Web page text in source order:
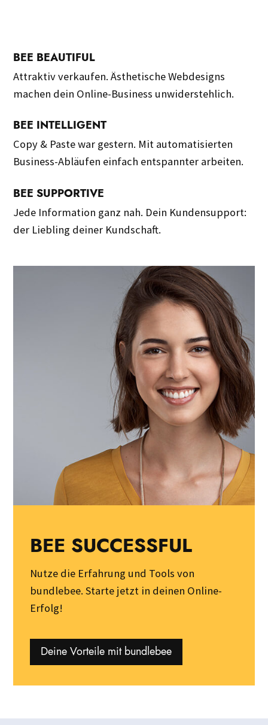
BEE BEAUTIFUL
Attraktiv verkaufen. Ästhetische Webdesigns
machen dein Online-Business unwiderstehlich.
BEE INTELLIGENT
Copy & Paste war gestern. Mit automatisierten
Business-Abläufen einfach entspannter arbeiten.
BEE SUPPORTIVE
Jede Information ganz nah. Dein Kundensupport:
der Liebling deiner Kundschaft.
BEE SUCCESSFUL
Nutze die Erfahrung und Tools von
bundlebee. Starte jetzt in deinen Online-
Erfolg!
Deine Vorteile mit bundlebee